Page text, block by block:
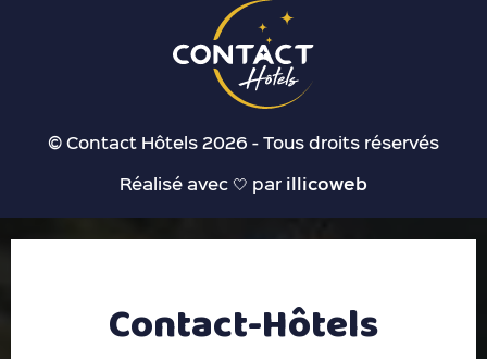
© Contact Hôtels 2026 - Tous droits réservés
Réalisé avec 🤍 par illicoweb
Contact-Hôtels